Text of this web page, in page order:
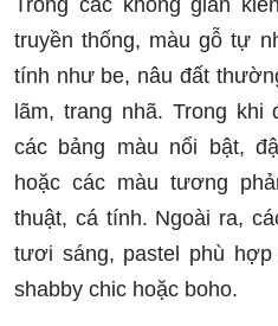
Trong các không gian
truyền thống, màu gỗ tự
tính như be, nâu đất
lãm, trang nhã. Trong
các bảng màu nổi bật,
hoặc các màu tương
thuật, cá tính. Ngoài ra,
tươi sáng, pastel phù
shabby chic hoặc boho.